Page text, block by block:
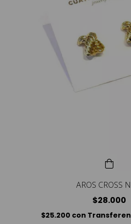
AROS CROSS
$28.000
$25.200 con